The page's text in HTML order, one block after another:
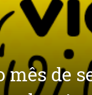
mês de